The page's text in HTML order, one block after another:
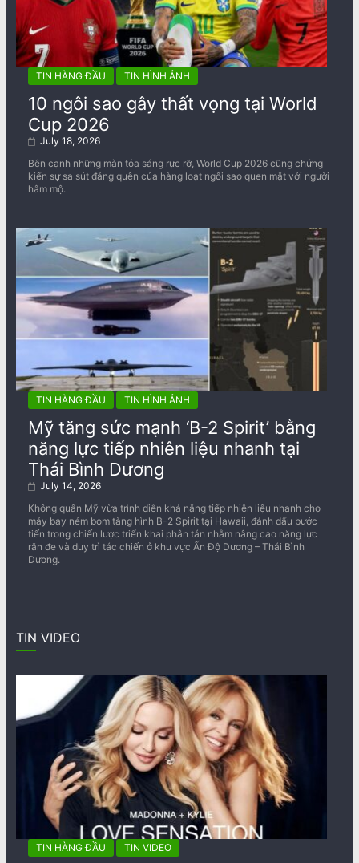
TIN HÀNG ĐẦU TIN HÌNH ẢNH
10 ngôi sao gây thất vọng tại World
Cup 2026
July 18, 2026
Bên cạnh những màn tỏa sáng rực rỡ, World Cup 2026 cũng chứng
kiến sự sa sút đáng quên của hàng loạt ngôi sao quen mặt với người
hâm mộ.
TIN HÀNG ĐẦU TIN HÌNH ẢNH
Mỹ tăng sức mạnh ‘B-2 Spirit’ bằng
năng lực tiếp nhiên liệu nhanh tại
Thái Bình Dương
July 14, 2026
Không quân Mỹ vừa trình diễn khả năng tiếp nhiên liệu nhanh cho
máy bay ném bom tàng hình B-2 Spirit tại Hawaii, đánh dấu bước
tiến trong chiến lược triển khai phân tán nhằm nâng cao năng lực
răn đe và duy trì tác chiến ở khu vực Ấn Độ Dương – Thái Bình
Dương.
TIN VIDEO
TIN HÀNG ĐẦU TIN VIDEO